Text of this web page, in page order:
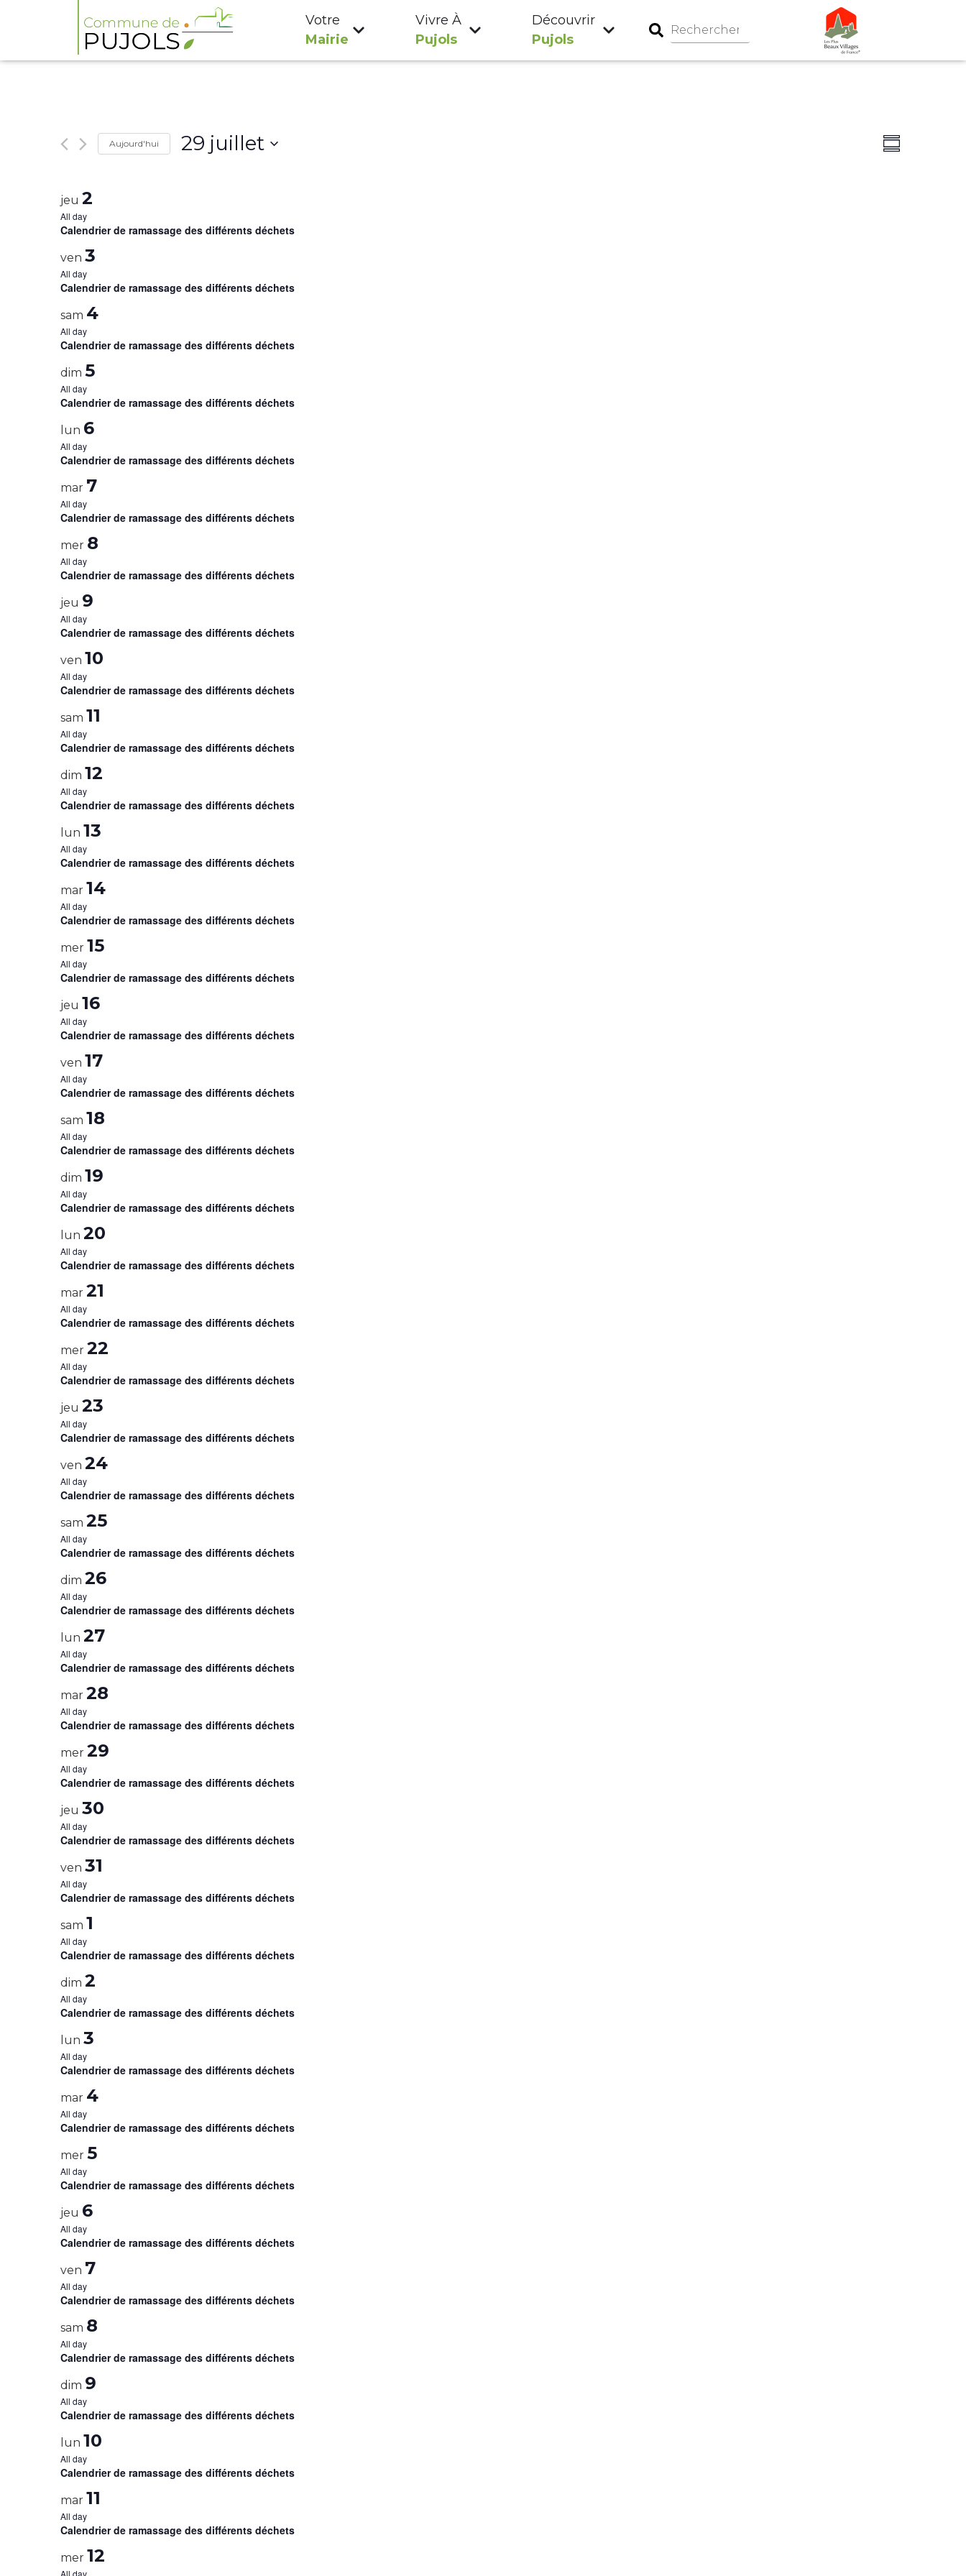
Votre
Mairie
Vivre À
Pujols
Découvrir
Pujols
Navigation
par
de
Summary
Aujourd'hui 29 juillet
jeu 2
All day
Calendrier de ramassage des différents déchets
ven 3
All day
Calendrier de ramassage des différents déchets
sam 4
All day
Calendrier de ramassage des différents déchets
dim 5
All day
Calendrier de ramassage des différents déchets
lun 6
All day
Calendrier de ramassage des différents déchets
mar 7
All day
Calendrier de ramassage des différents déchets
mer 8
All day
Calendrier de ramassage des différents déchets
jeu 9
All day
Calendrier de ramassage des différents déchets
ven 10
All day
Calendrier de ramassage des différents déchets
sam 11
All day
Calendrier de ramassage des différents déchets
dim 12
All day
Calendrier de ramassage des différents déchets
lun 13
All day
Calendrier de ramassage des différents déchets
mar 14
All day
Calendrier de ramassage des différents déchets
mer 15
All day
Calendrier de ramassage des différents déchets
jeu 16
All day
Calendrier de ramassage des différents déchets
ven 17
All day
Calendrier de ramassage des différents déchets
sam 18
All day
Calendrier de ramassage des différents déchets
dim 19
All day
Calendrier de ramassage des différents déchets
lun 20
All day
Calendrier de ramassage des différents déchets
mar 21
All day
Calendrier de ramassage des différents déchets
mer 22
All day
Calendrier de ramassage des différents déchets
jeu 23
All day
Calendrier de ramassage des différents déchets
ven 24
All day
Calendrier de ramassage des différents déchets
sam 25
All day
Calendrier de ramassage des différents déchets
dim 26
All day
Calendrier de ramassage des différents déchets
lun 27
All day
Calendrier de ramassage des différents déchets
mar 28
All day
Calendrier de ramassage des différents déchets
mer 29
All day
Calendrier de ramassage des différents déchets
jeu 30
All day
Calendrier de ramassage des différents déchets
ven 31
All day
Calendrier de ramassage des différents déchets
sam 1
All day
Calendrier de ramassage des différents déchets
dim 2
All day
Calendrier de ramassage des différents déchets
lun 3
All day
Calendrier de ramassage des différents déchets
mar 4
All day
Calendrier de ramassage des différents déchets
mer 5
All day
Calendrier de ramassage des différents déchets
jeu 6
All day
Calendrier de ramassage des différents déchets
ven 7
All day
Calendrier de ramassage des différents déchets
sam 8
All day
Calendrier de ramassage des différents déchets
dim 9
All day
Calendrier de ramassage des différents déchets
lun 10
All day
Calendrier de ramassage des différents déchets
mar 11
All day
Calendrier de ramassage des différents déchets
mer 12
All day